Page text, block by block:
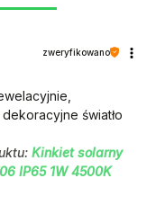
zweryfikowano
światło
Kinkiet solarny
IP65 1W 4500K